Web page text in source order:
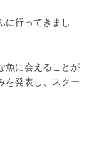
に行ってきまし
魚に会えることが
を発表し、スクー